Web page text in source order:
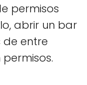
permisos
abrir un bar
de entre
permisos.